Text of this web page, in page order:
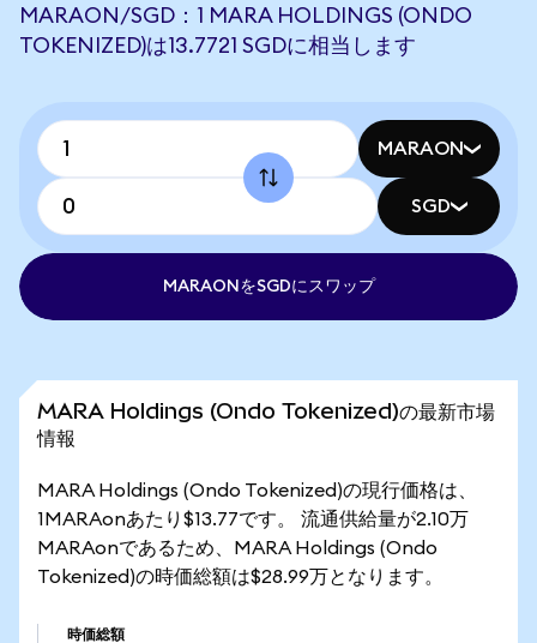
MARAON/SGD：1 MARA HOLDINGS (ONDO
TOKENIZED)は13.7721 SGDに相当します
MARAON
SGD
MARAONをSGDにスワップ
MARA Holdings (Ondo Tokenized)の最新市場
情報
MARA Holdings (Ondo Tokenized)の現行価格は、
1MARAonあたり$13.77です。 流通供給量が2.10万
MARAonであるため、MARA Holdings (Ondo
Tokenized)の時価総額は$28.99万となります。
時価総額